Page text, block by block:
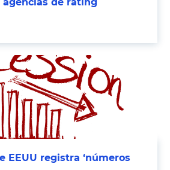
EEUU registra ‘números